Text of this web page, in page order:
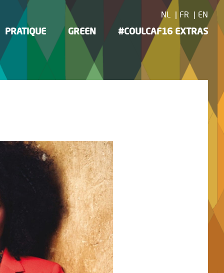
NL FR EN
PRATIQUE GREEN #COULCAF16 EXTRAS